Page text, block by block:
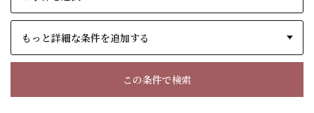
もっと詳細な条件を追加する
この条件で検索